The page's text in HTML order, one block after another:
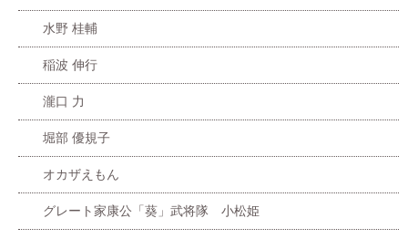
水野 桂輔
稲波 伸行
瀧口 力
堀部 優規子
オカザえもん
グレート家康公「葵」武将隊 小松姫